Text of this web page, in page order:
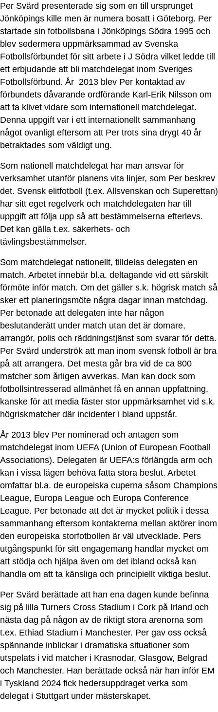
Per Svärd presenterade sig som en till ursprunget
Jönköpings kille men är numera bosatt i Göteborg. Per
startade sin fotbollsbana i Jönköpings Södra 1995 och
blev sedermera uppmärksammad av Svenska
Fotbollsförbundet för sitt arbete i J Södra vilket ledde till
ett erbjudande att bli matchdelegat inom Sveriges
Fotbollsförbund. År 2013 blev Per kontaktad av
förbundets dåvarande ordförande Karl-Erik Nilsson om
att ta klivet vidare som internationell matchdelegat.
Denna uppgift var i ett internationellt sammanhang
något ovanligt eftersom att Per trots sina drygt 40 år
betraktades som väldigt ung.
Som nationell matchdelegat har man ansvar för
verksamhet utanför planens vita linjer, som Per beskrev
det. Svensk elitfotboll (t.ex. Allsvenskan och Superettan)
har sitt eget regelverk och matchdelegaten har till
uppgift att följa upp så att bestämmelserna efterlevs.
Det kan gälla t.ex. säkerhets- och
tävlingsbestämmelser.
Som matchdelegat nationellt, tilldelas delegaten en
match. Arbetet innebär bl.a. deltagande vid ett särskilt
förmöte inför match. Om det gäller s.k. högrisk match så
sker ett planeringsmöte några dagar innan matchdag.
Per betonade att delegaten inte har någon
beslutanderätt under match utan det är domare,
arrangör, polis och räddningstjänst som svarar för detta.
Per Svärd underströk att man inom svensk fotboll är bra
på att arrangera. Det mesta går bra vid de ca 800
matcher som årligen avverkas. Man kan dock som
fotbollsintresserad allmänhet få en annan uppfattning,
kanske för att media fäster stor uppmärksamhet vid s.k.
högriskmatcher där incidenter i bland uppstår.
År 2013 blev Per nominerad och antagen som
matchdelegat inom UEFA (Union of European Football
Associations). Delegaten är UEFA:s förlängda arm och
kan i vissa lägen behöva fatta stora beslut. Arbetet
omfattar bl.a. de europeiska cuperna såsom Champions
League, Europa League och Europa Conference
League. Per betonade att det är mycket politik i dessa
sammanhang eftersom kontakterna mellan aktörer inom
den europeiska storfotbollen är väl utvecklade. Pers
utgångspunkt för sitt engagemang handlar mycket om
att stödja och hjälpa även om det ibland också kan
handla om att ta känsliga och principiellt viktiga beslut.
Per Svärd berättade att han ena dagen kunde befinna
sig på lilla Turners Cross Stadium i Cork på Irland och
nästa dag på någon av de riktigt stora arenorna som
t.ex. Ethiad Stadium i Manchester. Per gav oss också
spännande inblickar i dramatiska situationer som
utspelats i vid matcher i Krasnodar, Glasgow, Belgrad
och Manchester. Han berättade också när han inför EM
i Tyskland 2024 fick hedersuppdraget verka som
delegat i Stuttgart under mästerskapet.